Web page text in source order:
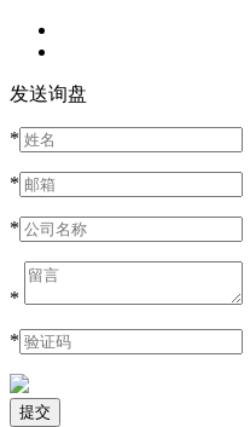
发送询盘
*
*
*
*
*